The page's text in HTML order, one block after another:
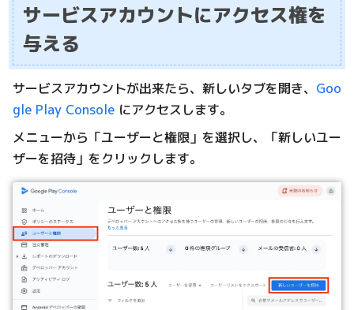
サービスアカウントにアクセス権を
与える
サービスアカウントが出来たら、新しいタブを開き、 Goo
gle Play Console にアクセスします。
メニューから「ユーザーと権限」を選択し、「新しいユー
ザーを招待」をクリックします。